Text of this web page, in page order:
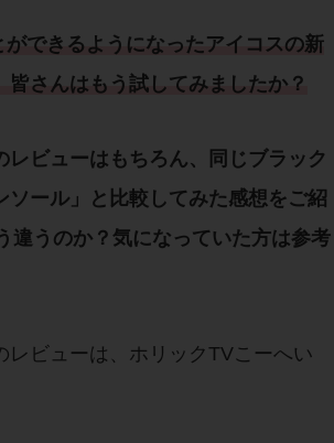
ができるようになった アイコスの新
皆さんはもう試してみましたか？
レビューはもちろん、同じ ブラック
ソール 」と 比較 してみた感想をご紹
違うのか？気になっていた方は参考
ビューは、ホリックTVこーへい